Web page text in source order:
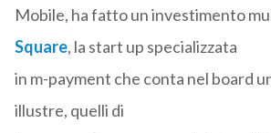
Mobile, ha fatto un investimento
Square, la start up specializzata
in m-payment che conta nel board
illustre, quelli di